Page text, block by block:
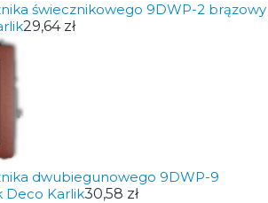
świecznikowego 9DWP-2 brązowy
29,64 zł
dwubiegunowego 9DWP-9
Deco Karlik30,58 zł